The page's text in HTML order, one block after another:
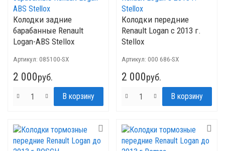
Колодки задние
барабанные Renault
Logan-ABS Stellox
Артикул: 085100-SX
2 000руб.
Колодки передние
Renault Logan с 2013 г.
Stellox
Артикул: 000 686-SX
2 000руб.